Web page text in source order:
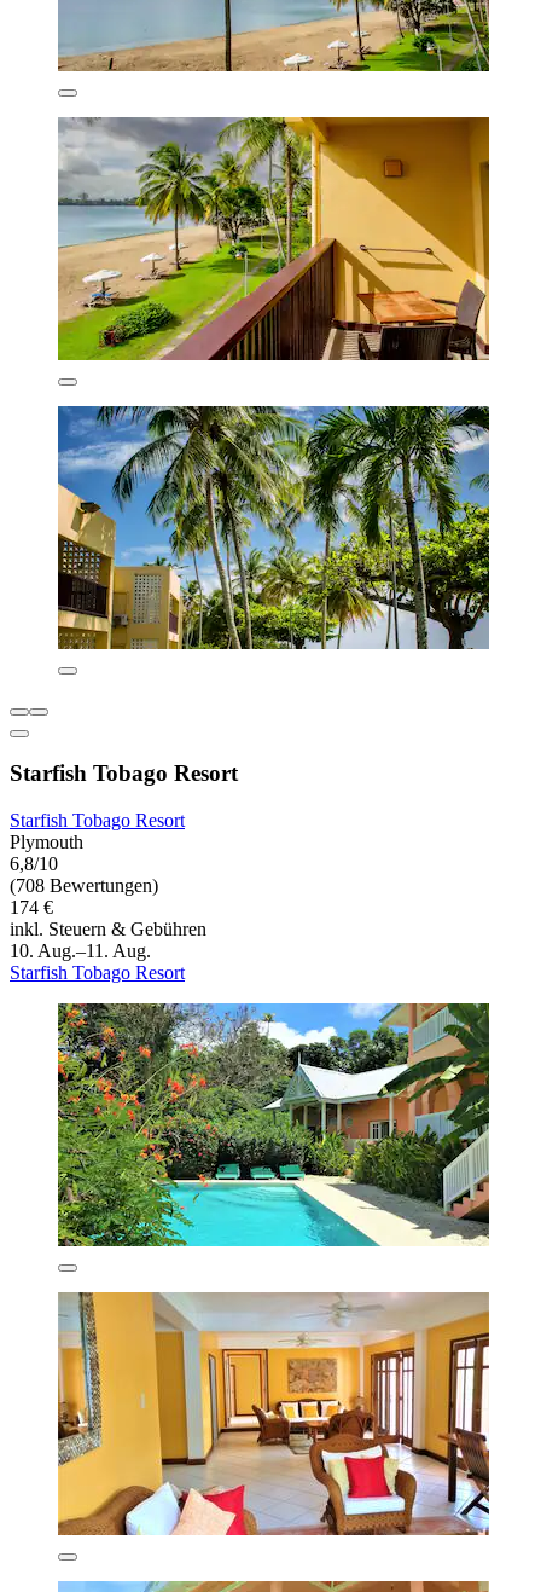
Starfish Tobago Resort
Starfish Tobago Resort
Plymouth
6,8/10
(708 Bewertungen)
174 €
inkl. Steuern & Gebühren
10. Aug.–11. Aug.
Starfish Tobago Resort